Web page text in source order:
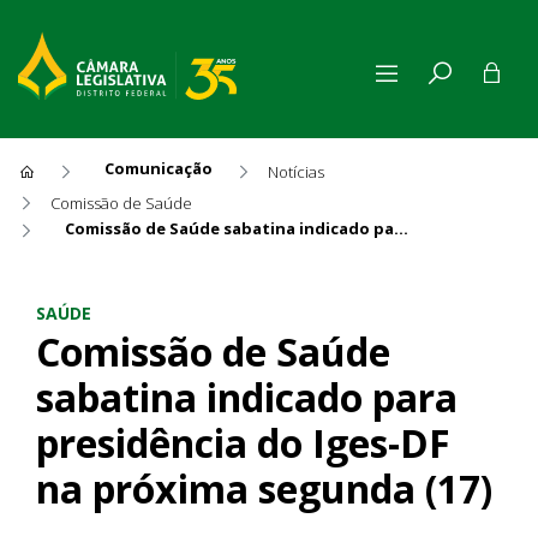
Comunicação
Notícias
Comissão de Saúde
Comissão de Saúde sabatina indicado para presidência do Iges-DF na próxima segunda (17)
SAÚDE
Comissão de Saúde
sabatina indicado para
presidência do Iges-DF
na próxima segunda (17)